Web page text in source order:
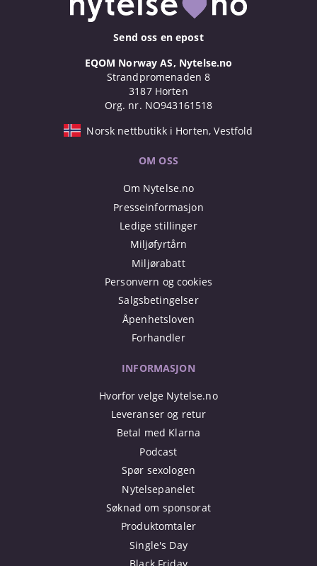
Send oss en epost
EQOM Norway AS, Nytelse.no
Strandpromenaden 8
3187 Horten
Org. nr. NO943161518
Norsk nettbutikk i Horten, Vestfold
OM OSS
Om Nytelse.no
Presseinformasjon
Ledige stillinger
Miljøfyrtårn
Miljørabatt
Personvern og cookies
Salgsbetingelser
Åpenhetsloven
Forhandler
INFORMASJON
Hvorfor velge Nytelse.no
Leveranser og retur
Betal med Klarna
Podcast
Spør sexologen
Nytelsepanelet
Søknad om sponsorat
Produktomtaler
Single's Day